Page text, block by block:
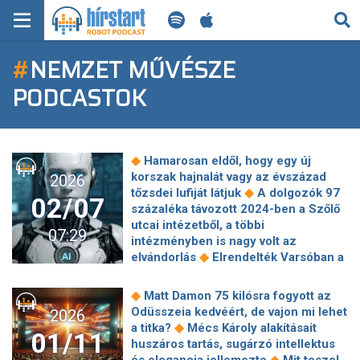
KERESÉS
KEZDŐLAP
FRISS HÍREK
FILM-ZENE-SZÓRAKOZÁS
PLAYLIST
MI AZ A ROBOT PODCAST?
#NEMZET MŰVÉSZE
PODCASTOK
2026
02/07
07:29
◆ Hamarosan eldől, hogy egy új
korszak hajnalát vagy az évszázad
tőzsdei lufiját látjuk ◆ A dolgozók 97
százaléka távozott 2024-ben a Szőlő
utcai intézetből, a többi
intézményben is nagy volt az
elvándorlás ◆ Elrendelték Varsóban a
lengyel miniszter letartóztatását
Béremelés jön, felvétel alig: furcsa év
elé néznek a cégek◆ Főkonzulátust
nyitott Grönlandon Franciaország és
Kanada ◆
Római kori romokra
2026
01/11
◆ Matt Damon 75 kilósra fogyott az
Odüsszeia kedvéért, de vajon mi lehet
a titka? ◆ Mécs Károly alakításait
huszáros tartás, sugárzó intellektus